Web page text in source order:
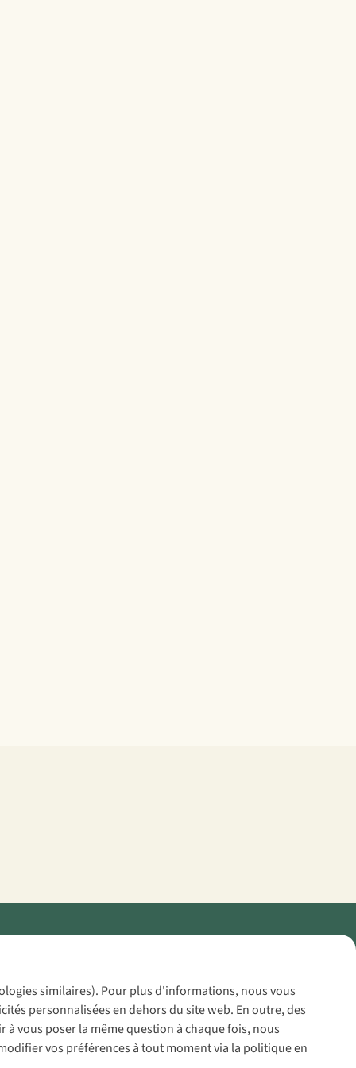
similaires). Pour plus d'informations, nous vous
personnalisées en dehors du site web. En outre, des
à vous poser la même question à chaque fois, nous
vos préférences à tout moment via la politique en